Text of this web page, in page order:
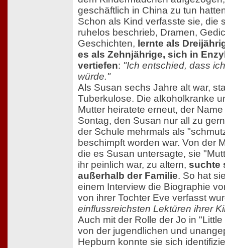
geschäftlich in China zu tun
Schon als Kind verfasste sie, die
ruhelos beschrieb, Dramen,
Geschichten, lernte als
es als Zehnjährige, sich in
vertiefen: "Ich entschied, dass
würde."
Als Susan sechs Jahre alt war,
Tuberkulose. Die alkoholkranke
Mutter heiratete erneut, der
Sontag, den Susan nur all zu
der Schule mehrmals als
beschimpft worden war. Von der
die es Susan untersagte, sie
ihr peinlich war, zu altern, suchte
außerhalb der Familie. So hat
einem Interview die Biographie
von ihrer Tochter Eve verfasst
einflussreichsten Lektüren ihrer
Auch mit der Rolle der Jo in
von der jugendlichen und
Hepburn konnte sie sich